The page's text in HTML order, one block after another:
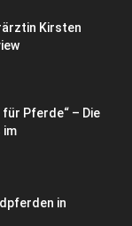
Kirsten
für Pferde“ – Die
im
in